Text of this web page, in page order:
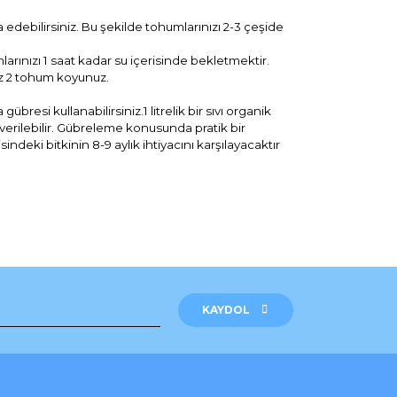
edebilirsiniz. Bu şekilde tohumlarınızı 2-3 çeşide
1 saat kadar su içerisinde bekletmektir.
2 tohum koyunuz.
kullanabilirsiniz.1 litrelik bir sıvı organik
Gübreleme konusunda pratik bir
bitkinin 8-9 aylık ihtiyacını karşılayacaktır
KAYDOL